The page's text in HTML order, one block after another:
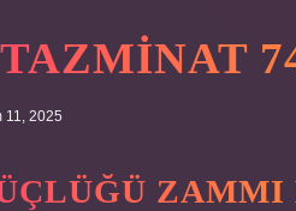
11, 2025